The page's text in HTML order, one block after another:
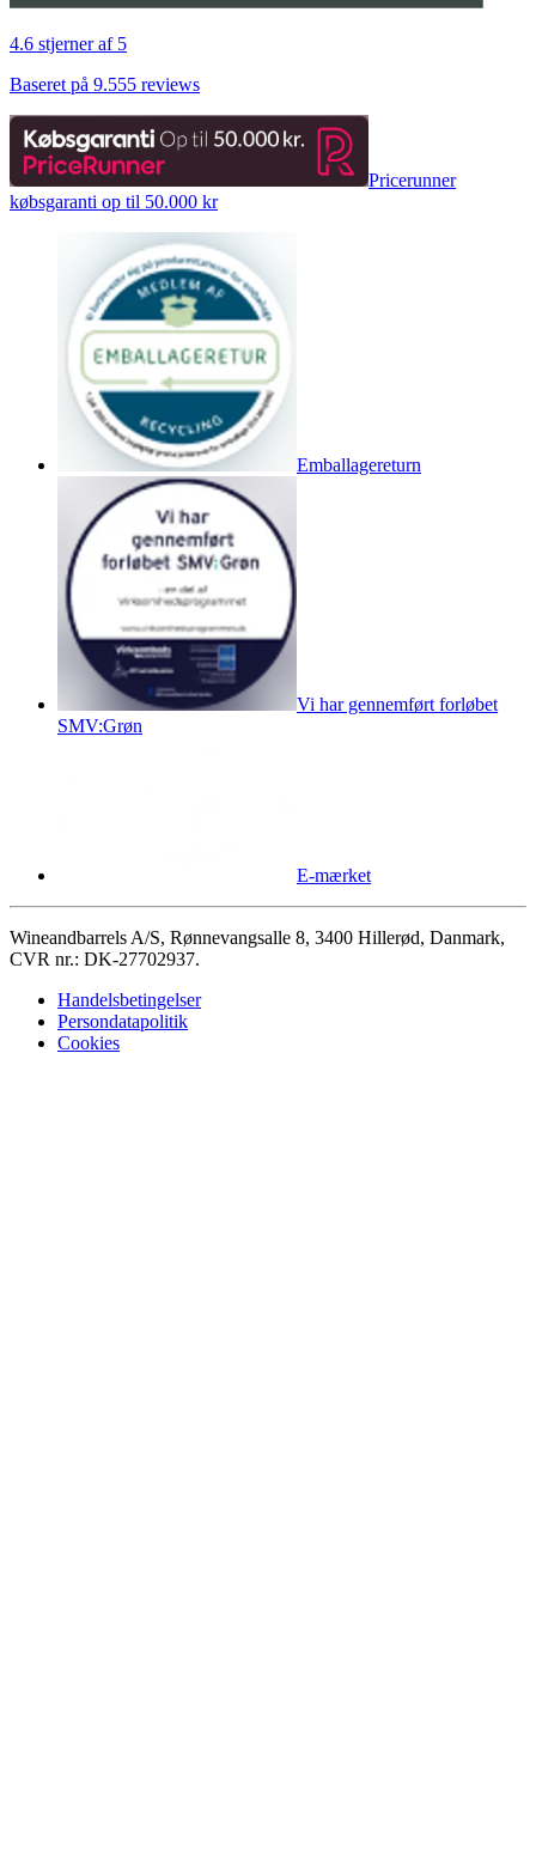
4.6 stjerner af 5
Baseret på 9.555 reviews
Pricerunner
købsgaranti op til 50.000 kr
Emballagereturn
Vi har gennemført forløbet
SMV:Grøn
E-mærket
Wineandbarrels A/S, Rønnevangsalle 8, 3400 Hillerød, Danmark,
CVR nr.: DK-27702937.
Handelsbetingelser
Persondatapolitik
Cookies